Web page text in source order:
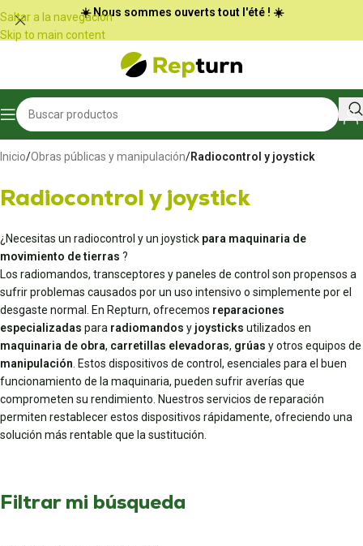
Panel de gestión de cookies
Saltar a la navegación
Skip to main content
☀️ Nous sommes ouverts tout l'été ! ☀️
Inicio/Obras públicas y manipulación/Radiocontrol y joystick
Radiocontrol y joystick
¿Necesitas un radiocontrol y un joystick para maquinaria de
movimiento de tierras ?
Los radiomandos, transceptores y paneles de control son propensos a
sufrir problemas causados por un uso intensivo o simplemente por el
desgaste normal. En Repturn, ofrecemos reparaciones
especializadas para radiomandos y joysticks utilizados en
maquinaria de obra, carretillas elevadoras, grúas y otros equipos de
manipulación . Estos dispositivos de control, esenciales para el buen
funcionamiento de la maquinaria, pueden sufrir averías que
comprometen su rendimiento. Nuestros servicios de reparación
permiten restablecer estos dispositivos rápidamente, ofreciendo una
solución más rentable que la sustitución.
Filtrar mi búsqueda